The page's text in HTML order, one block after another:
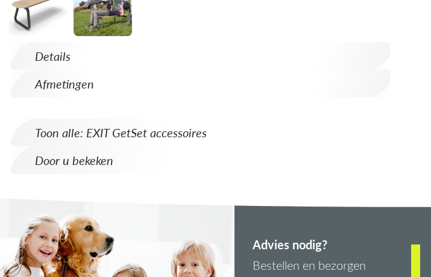
Details
Afmetingen
Toon alle: EXIT GetSet accessoires
Door u bekeken
Advies nodig?
Bestellen en bezorgen